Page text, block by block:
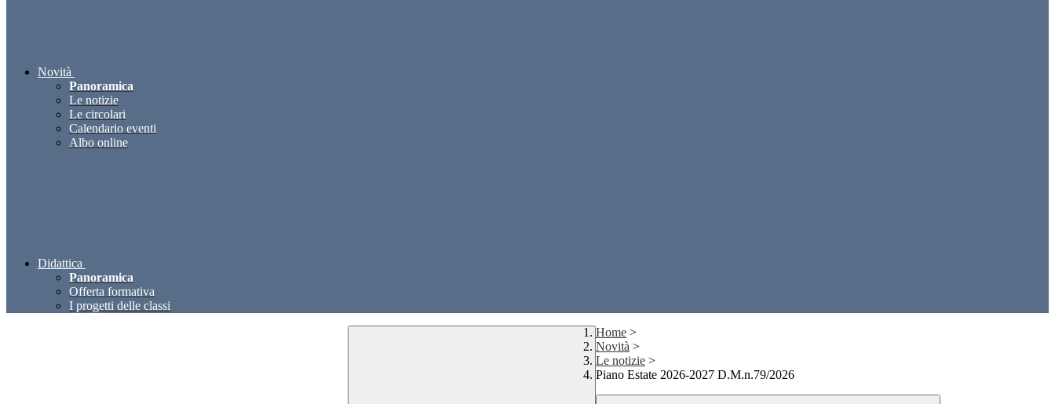
Novità
Panoramica
Le notizie
Le circolari
Calendario eventi
Albo online
Didattica
Panoramica
Offerta formativa
I progetti delle classi
Home >
Novità >
Le notizie >
Piano Estate 2026-2027 D.M.n.79/2026